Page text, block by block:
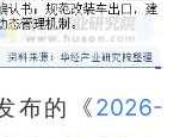
布的《2026-